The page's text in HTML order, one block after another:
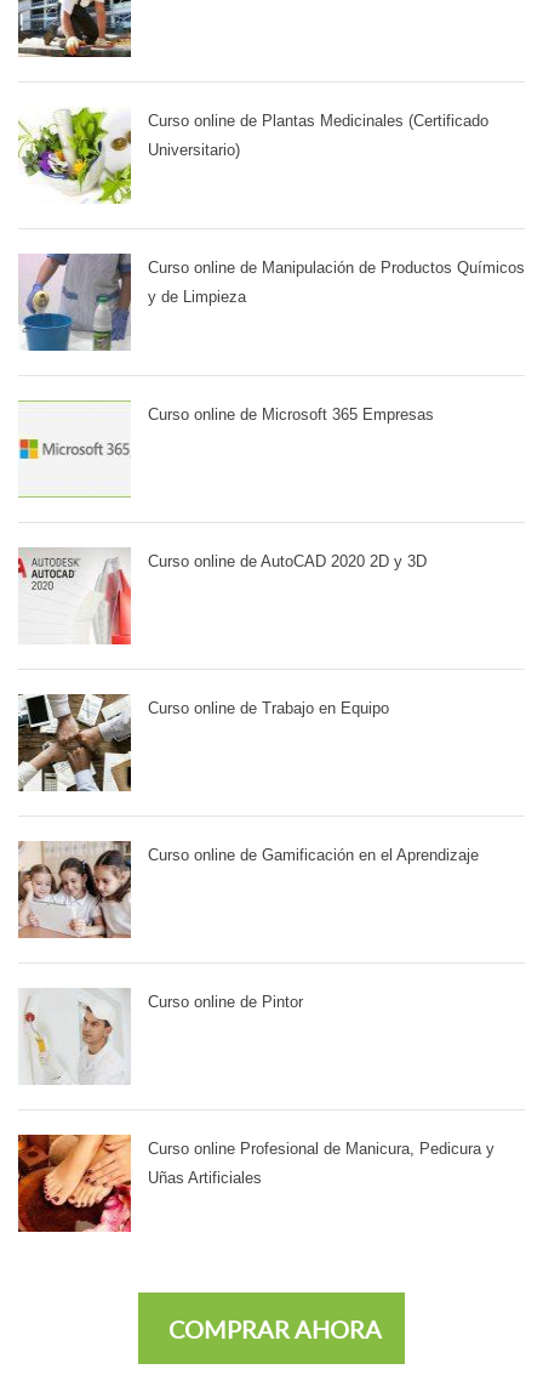
Curso online de Plantas Medicinales (Certificado
Universitario)
Curso online de Manipulación de Productos Químicos
y de Limpieza
Curso online de Microsoft 365 Empresas
Curso online de AutoCAD 2020 2D y 3D
Curso online de Trabajo en Equipo
Curso online de Gamificación en el Aprendizaje
Curso online de Pintor
Curso online Profesional de Manicura, Pedicura y
Uñas Artificiales
COMPRAR AHORA